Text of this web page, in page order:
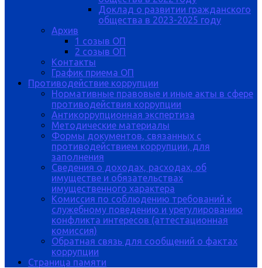
Доклад о развитии гражданского
общества в 2023-2025 году
Архив
1 созыв ОП
2 созыв ОП
Контакты
График приема ОП
Противодействие коррупции
Нормативные правовые и иные акты в сфере
противодействия коррупции
Антикоррупционная экспертиза
Методические материалы
Формы документов, связанных с
противодействием коррупции, для
заполнения
Сведения о доходах, расходах, об
имуществе и обязательствах
имущественного характера
Комиссия по соблюдению требований к
служебному поведению и урегулированию
конфликта интересов (аттестационная
комиссия)
Обратная связь для сообщений о фактах
коррупции
Страница памяти